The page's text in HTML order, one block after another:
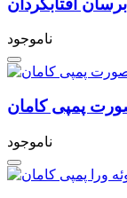
ناموجود
پمپی کامان
ناموجود